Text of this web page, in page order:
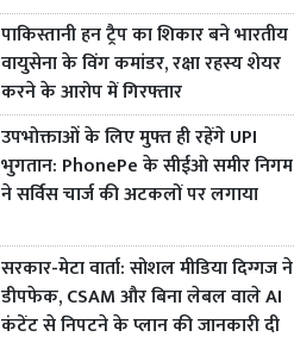
पाकिस्तानी हन ट्रैप का शिकार बने भारतीय
वायुसेना के विंग कमांडर, रक्षा रहस्य शेयर
करने के आरोप में गिरफ्तार
उपभोक्ताओं के लिए मुफ्त ही रहेंगे UPI
भुगतान: PhonePe के सीईओ समीर निगम
ने सर्विस चार्ज की अटकलों पर लगाया
सरकार-मेटा वार्ता: सोशल मीडिया दिग्गज ने
डीपफेक, CSAM और बिना लेबल वाले AI
कंटेंट से निपटने के प्लान की जानकारी दी